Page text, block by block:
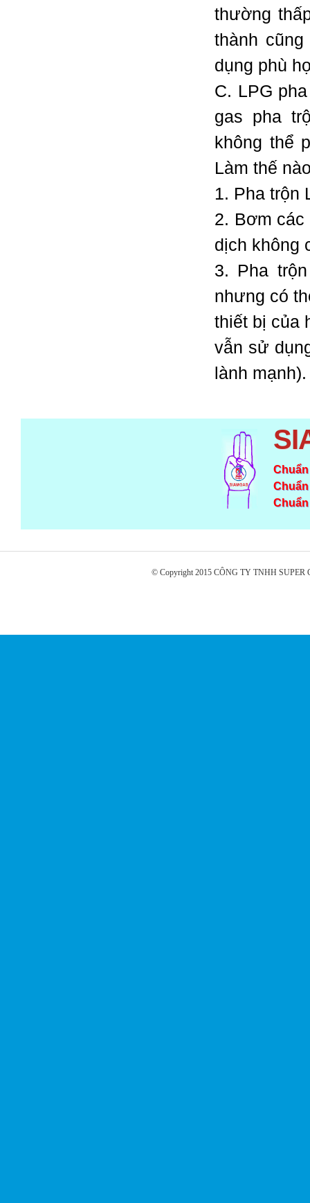
thường
thành
dụng phù
C. LPG
gas pha
không thể
Làm thế
1. Pha trộn
2. Bơm
dịch không
3. Pha
nhưng có
thiết bị của
vẫn sử
lành mạnh).
© Copyright 2015 CÔNG TY TNHH